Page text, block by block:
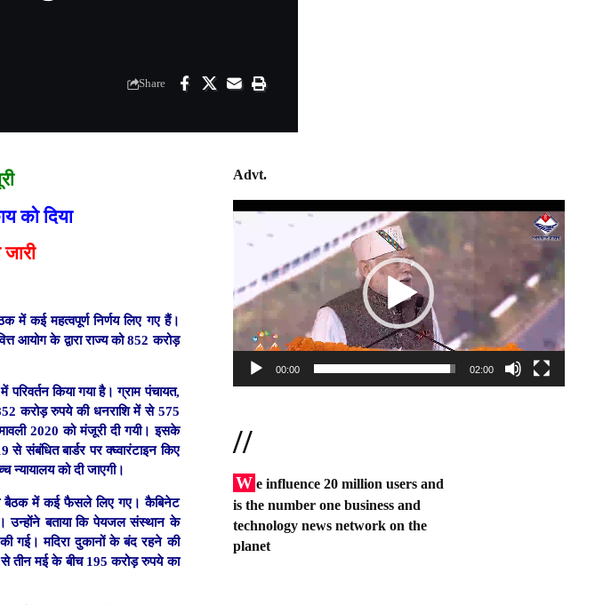
Share
को दिया
में कई महत्वपूर्ण निर्णय लिए गए हैं।
आयोग के द्वारा राज्य को 852 करोड़
किया गया है। ग्राम पंचायत,
करोड़ रुपये की धनराशि में से 575
2020 को मंजूरी दी गयी। इसके
से संबंधित बार्डर पर क्घ्वारंटाइन किए
न्यायालय को दी जाएगी।
की बैठक में कई फैसले लिए गए। कैबिनेट
उन्होंने बताया कि पेयजल संस्थान के
गई। मदिरा दुकानों के बंद रहने की
तीन मई के बीच 195 करोड़ रुपये का
Advt.
Video
00:00 02:00
//
W e influence 20 million users and
is the number one business and
technology news network on the
planet